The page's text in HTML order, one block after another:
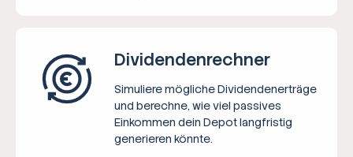
Dividenden­rechner
Simuliere mögliche Dividendenerträge
und berechne, wie viel passives
Einkommen dein Depot langfristig
generieren könnte.